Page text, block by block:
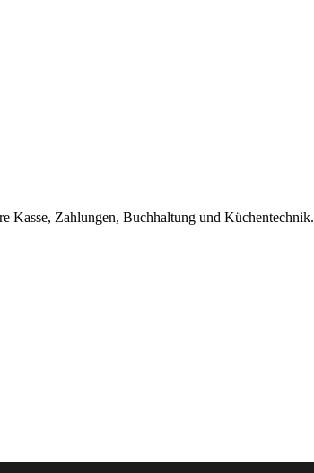
Kasse, Zahlungen, Buchhaltung und Küchentechnik.